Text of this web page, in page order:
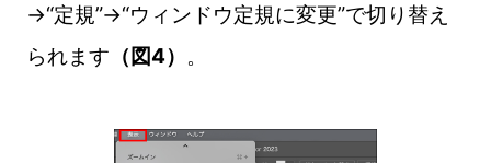
→“定規”→“ウィンドウ定規に変更”で切り替え
られます （図4） 。